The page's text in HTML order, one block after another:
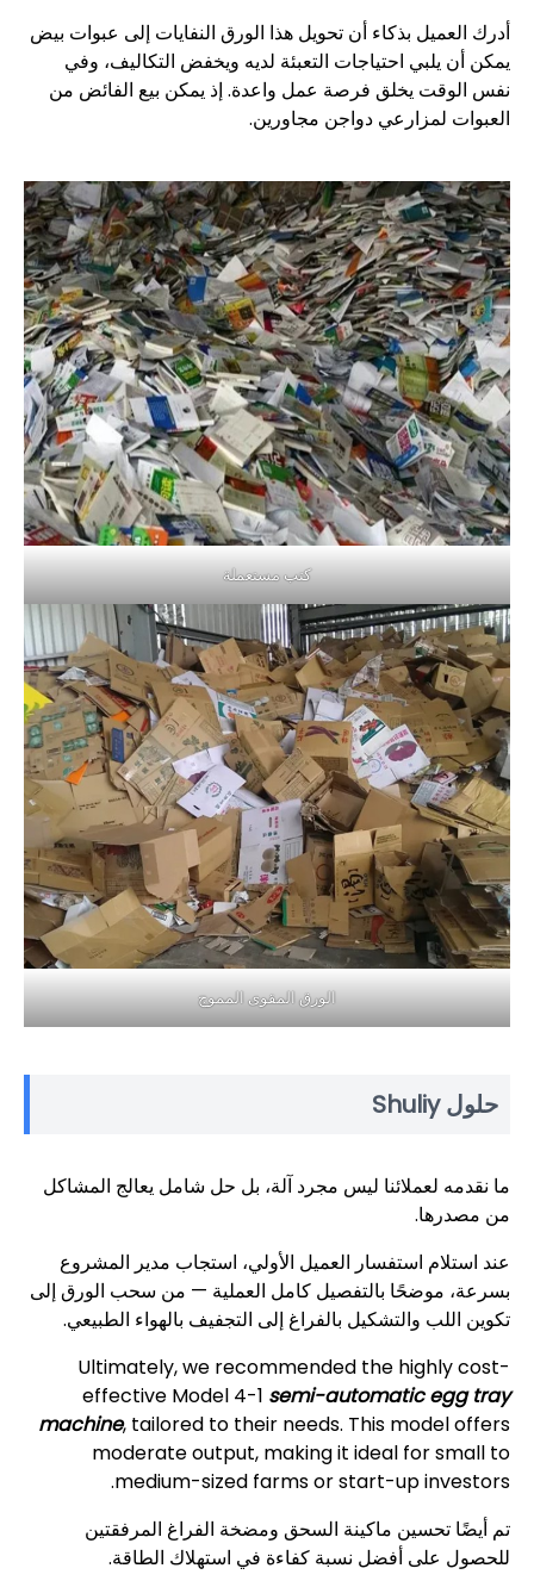
أدرك العميل بذكاء أن تحويل هذا الورق النفايات إلى عبوات بيض
يمكن أن يلبي احتياجات التعبئة لديه ويخفض التكاليف، وفي
نفس الوقت يخلق فرصة عمل واعدة. إذ يمكن بيع الفائض من
العبوات لمزارعي دواجن مجاورين.
كتب مستعملة
الورق المقوى المموج
حلول Shuliy
ما نقدمه لعملائنا ليس مجرد آلة، بل حل شامل يعالج المشاكل
من مصدرها.
عند استلام استفسار العميل الأولي، استجاب مدير المشروع
بسرعة، موضحًا بالتفصيل كامل العملية — من سحب الورق إلى
تكوين اللب والتشكيل بالفراغ إلى التجفيف بالهواء الطبيعي.
Ultimately, we recommended the highly cost-
effective Model 4-1 semi-automatic egg tray
machine, tailored to their needs. This model offers
moderate output, making it ideal for small to
medium-sized farms or start-up investors.
تم أيضًا تحسين ماكينة السحق ومضخة الفراغ المرفقتين
للحصول على أفضل نسبة كفاءة في استهلاك الطاقة.